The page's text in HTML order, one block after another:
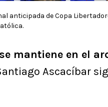
anticipada de Copa
mantiene en el
Ascacíbar